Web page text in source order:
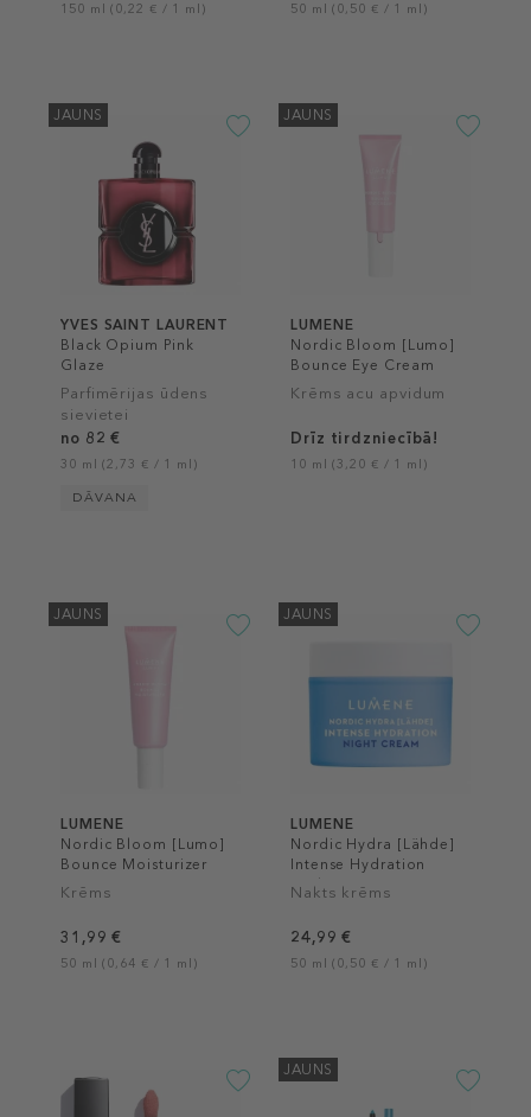
150 ml (0,22 € / 1 ml) 50 ml (0,50 € / 1 ml)
JAUNS
YVES SAINT LAURENT
Black Opium Pink
Glaze
Parfimērijas ūdens
sievietei
no 82 €
30 ml (2,73 € / 1 ml)
DĀVANA
JAUNS
LUMENE
Nordic Bloom [Lumo]
Bounce Eye Cream
Krēms acu apvidum
Drīz tirdzniecībā!
10 ml (3,20 € / 1 ml)
JAUNS
LUMENE
Nordic Bloom [Lumo]
Bounce Moisturizer
Krēms
31,99 €
50 ml (0,64 € / 1 ml)
JAUNS
LUMENE
Nordic Hydra [Lähde]
Intense Hydration
Night Cream
Nakts krēms
24,99 €
50 ml (0,50 € / 1 ml)
JAUNS